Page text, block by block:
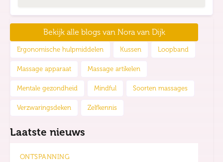
Bekijk alle blogs van Nora van Dijk
Ergonomische hulpmiddelen Kussen Loopband
Massage apparaat Massage artikelen
Mentale gezondheid Mindful Soorten massages
Verzwaringsdeken Zelfkennis
Laatste nieuws
ONTSPANNING